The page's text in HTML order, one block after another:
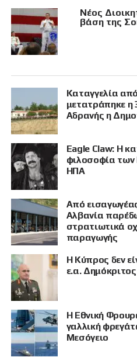
Νέος
βάση της
Καταγγελία
μετατράπηκε
Αδρανής η
Eagle Claw: Η
φιλοσοφία των
ΗΠΑ
Από
Αλβανία
στρατιωτικά
παραγωγής
Η Κύπρος δεν
ε.α.
Η Εθνική
γαλλική
Μεσόγειο